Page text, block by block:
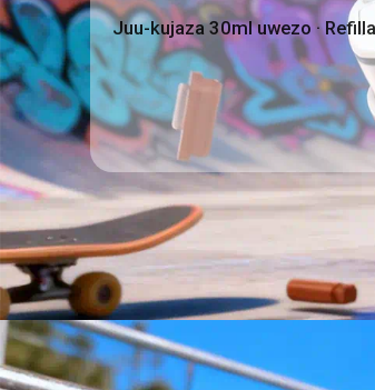
Juu-kujaza 30ml uwezo ·